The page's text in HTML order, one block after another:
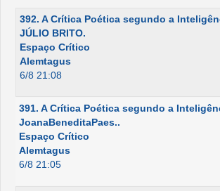
392. A Crítica Poética segundo a
JÚLIO BRITO.
Espaço Crítico
Alemtagus
6/8 21:08
391. A Crítica Poética segundo a
JoanaBeneditaPaes..
Espaço Crítico
Alemtagus
6/8 21:05